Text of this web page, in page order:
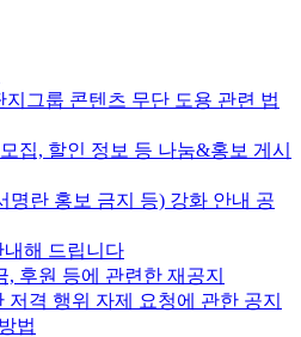
지그룹 콘텐츠 무단 도용 관련 법
집, 할인 정보 등 나눔&홍보 게시
명란 홍보 금지 등) 강화 안내 공
해 드립니다
후원 등에 관련한 재공지
격 행위 자제 요청에 관한 공지
법